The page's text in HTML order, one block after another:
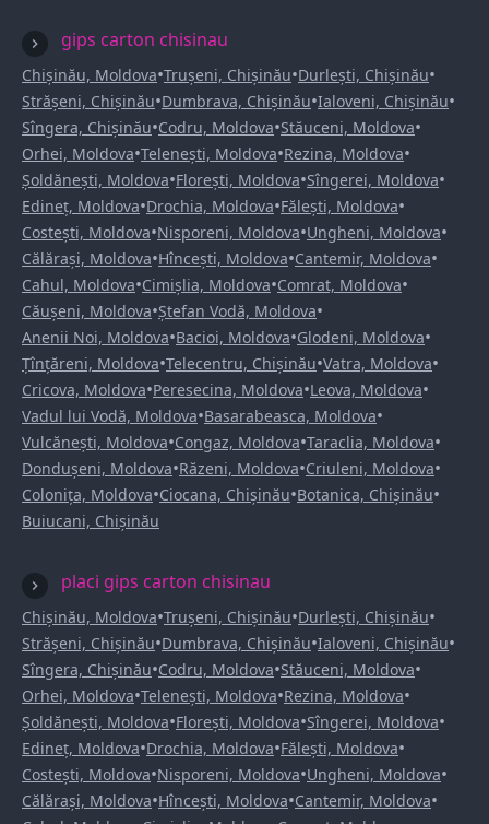
gips carton chisinau
Chișinău, Moldova•Trușeni, Chișinău•Durlești, Chișinău•
Strășeni, Chișinău•Dumbrava, Chișinău•Ialoveni, Chișinău•
Sîngera, Chișinău•Codru, Moldova•Stăuceni, Moldova•
Orhei, Moldova•Telenești, Moldova•Rezina, Moldova•
Șoldănești, Moldova•Florești, Moldova•Sîngerei, Moldova•
Edineț, Moldova•Drochia, Moldova•Fălești, Moldova•
Costești, Moldova•Nisporeni, Moldova•Ungheni, Moldova•
Călărași, Moldova•Hîncești, Moldova•Cantemir, Moldova•
Cahul, Moldova•Cimișlia, Moldova•Comrat, Moldova•
Căușeni, Moldova•Ștefan Vodă, Moldova•
Anenii Noi, Moldova•Bacioi, Moldova•Glodeni, Moldova•
Țînțăreni, Moldova•Telecentru, Chișinău•Vatra, Moldova•
Cricova, Moldova•Peresecina, Moldova•Leova, Moldova•
Vadul lui Vodă, Moldova•Basarabeasca, Moldova•
Vulcănești, Moldova•Congaz, Moldova•Taraclia, Moldova•
Dondușeni, Moldova•Răzeni, Moldova•Criuleni, Moldova•
Colonița, Moldova•Ciocana, Chișinău•Botanica, Chișinău•
Buiucani, Chișinău
placi gips carton chisinau
Chișinău, Moldova•Trușeni, Chișinău•Durlești, Chișinău•
Strășeni, Chișinău•Dumbrava, Chișinău•Ialoveni, Chișinău•
Sîngera, Chișinău•Codru, Moldova•Stăuceni, Moldova•
Orhei, Moldova•Telenești, Moldova•Rezina, Moldova•
Șoldănești, Moldova•Florești, Moldova•Sîngerei, Moldova•
Edineț, Moldova•Drochia, Moldova•Fălești, Moldova•
Costești, Moldova•Nisporeni, Moldova•Ungheni, Moldova•
Călărași, Moldova•Hîncești, Moldova•Cantemir, Moldova•